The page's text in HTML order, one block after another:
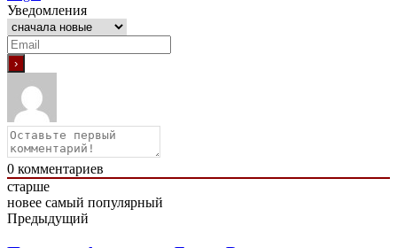
Уведомления
0 комментариев
старше
новее самый популярный
Предыдущий